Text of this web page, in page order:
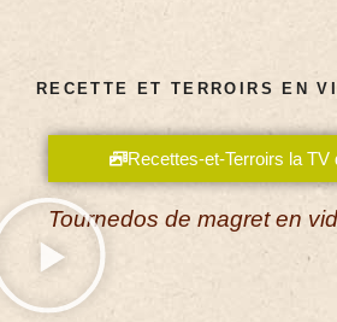
RECETTE ET TERROIRS EN
Recettes-et-Terroirs la TV
Tournedos de magret en